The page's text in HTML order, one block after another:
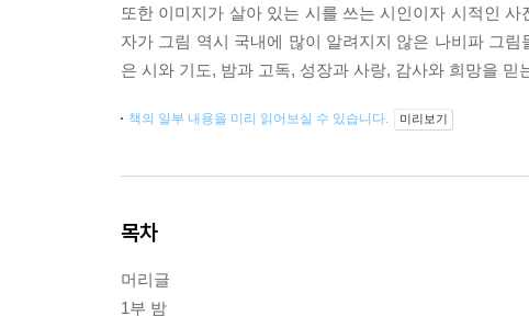
또한 이미지가 살아 있는 시를 쓰는 시인이자 시적인
자가 그림 역시 국내에 많이 알려지지 않은 나비파 그
은 시와 기도, 밤과 고독, 성장과 사랑, 감사와 희망을
책의 일부 내용을 미리 읽어보실 수 있습니다. 미리보기
목차
머리글
1부 밤